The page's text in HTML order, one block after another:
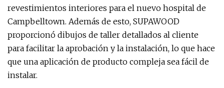
revestimientos interiores para el nuevo hospital de
Campbelltown. Además de esto, SUPAWOOD
proporcionó dibujos de taller detallados al cliente
para facilitar la aprobación y la instalación, lo que hace
que una aplicación de producto compleja sea fácil de
instalar.